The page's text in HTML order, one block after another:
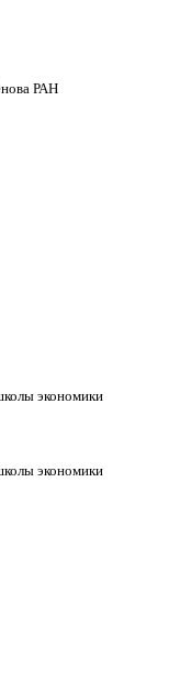
РАН
экономики
экономики